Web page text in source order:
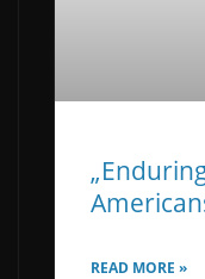
READ MORE »